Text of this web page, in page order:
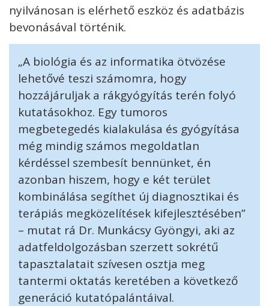
nyilvánosan is elérhető eszköz és adatbázis
bevonásával történik.
„A biológia és az informatika ötvözése
lehetővé teszi számomra, hogy
hozzájáruljak a rákgyógyítás terén folyó
kutatásokhoz. Egy tumoros
megbetegedés kialakulása és gyógyítása
még mindig számos megoldatlan
kérdéssel szembesít bennünket, én
azonban hiszem, hogy e két terület
kombinálása segíthet új diagnosztikai és
terápiás megközelítések kifejlesztésében”
– mutat rá Dr. Munkácsy Gyöngyi, aki az
adatfeldolgozásban szerzett sokrétű
tapasztalatait szívesen osztja meg
tantermi oktatás keretében a következő
generáció kutatópalántáival.